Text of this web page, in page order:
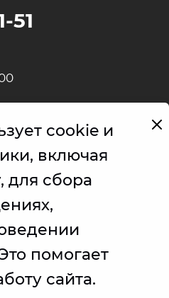
51
описательной целью.
AirPods - правообладатель
Electronics Co. Ltd. (Самсунг
описания товара, в
услуги по ремонту сервисным
сервисном центре, не
товарных знаков и/
cookie и
включая
для сбора
помогает
сайта.